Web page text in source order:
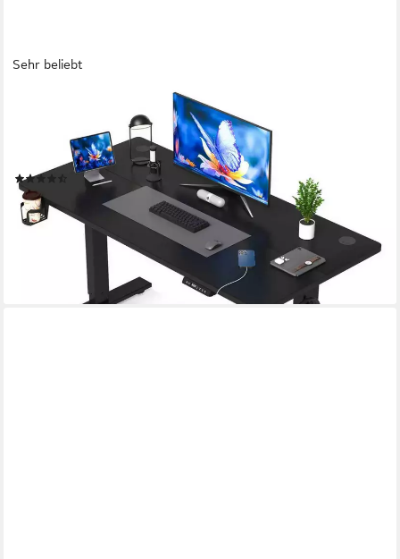
Sehr beliebt
Schreibtisch Höhenverstellbarer schreibtisch mit Memory- und
Rebound-Funktion (Sitz-Steh-Erinnerung), inkl. Kabelwanne &
USB/Typ-C-Anschlüssen, Tischplatte 18 mm
(194)
ab 109,99 € 399,99 €
nur bis Dienstag
lieferbar - in 5-6 Werktagen bei dir